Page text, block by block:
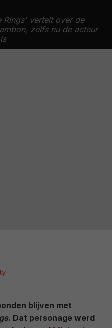
Rings' vertelt over de
zelfs nu de acteur
blijven met
. Dat personage werd